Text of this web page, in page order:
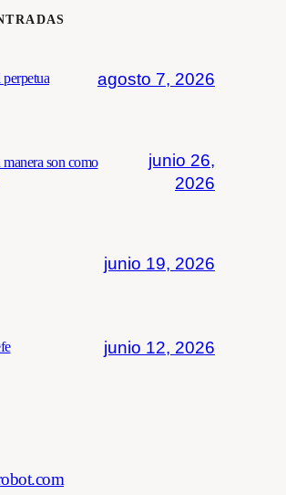
agosto 7, 2026
manera son como
junio 26,
2026
junio 19, 2026
junio 12, 2026